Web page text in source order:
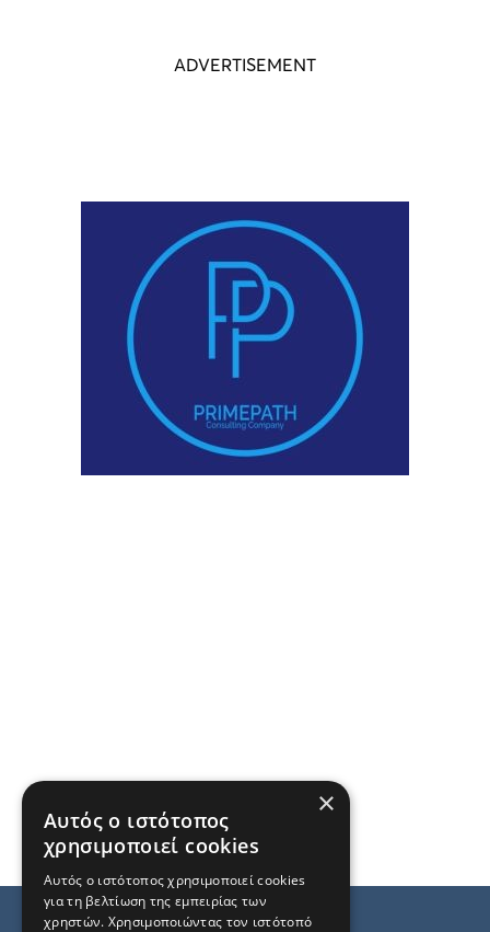
×
Αυτός ο ιστότοπος
χρησιμοποιεί cookies
Αυτός ο ιστότοπος χρησιμοποιεί cookies
για τη βελτίωση της εμπειρίας των
χρηστών. Χρησιμοποιώντας τον ιστότοπό